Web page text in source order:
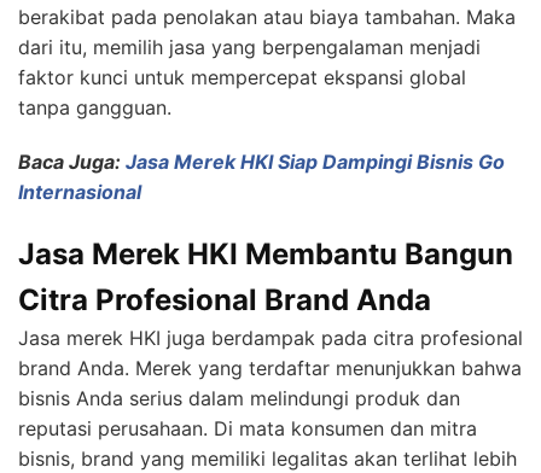
berakibat pada penolakan atau biaya tambahan. Maka
dari itu, memilih jasa yang berpengalaman menjadi
faktor kunci untuk mempercepat ekspansi global
tanpa gangguan.
Baca Juga: Jasa Merek HKI Siap Dampingi Bisnis Go
Internasional
Jasa Merek HKI Membantu Bangun
Citra Profesional Brand Anda
Jasa merek HKI juga berdampak pada citra profesional
brand Anda. Merek yang terdaftar menunjukkan bahwa
bisnis Anda serius dalam melindungi produk dan
reputasi perusahaan. Di mata konsumen dan mitra
bisnis, brand yang memiliki legalitas akan terlihat lebih